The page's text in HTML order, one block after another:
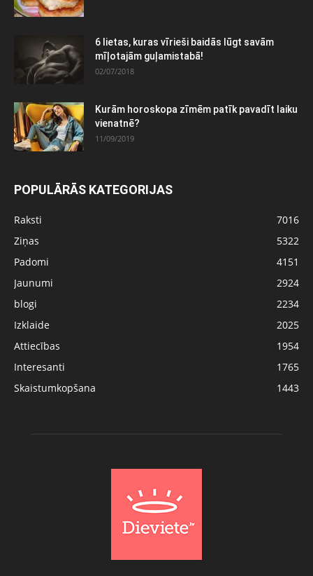
6 lietas, kuras vīrieši baidās lūgt savām
mīļotajām guļamistabā!
02/07/2018
Kurām horoskopa zīmēm patīk pavadīt laiku
vienatnē?
11/09/2019
POPULĀRĀS KATEGORIJAS
Raksti
7016
Ziņas
5322
Padomi
4151
Jaunumi
2924
blogi
2234
Izklaide
2025
Attiecības
1954
Interesanti
1765
Skaistumkopšana
1443